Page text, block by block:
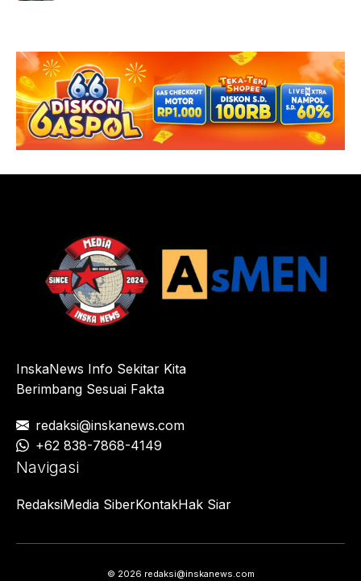
InskaNews Info Sekitar Kita
Berimbang Sesuai Fakta
redaksi@inskanews.com
+62 838-7868-4149
Navigasi
RedaksiMedia SiberKontakHak Siar
© 2026 redaksi@inskanews.com